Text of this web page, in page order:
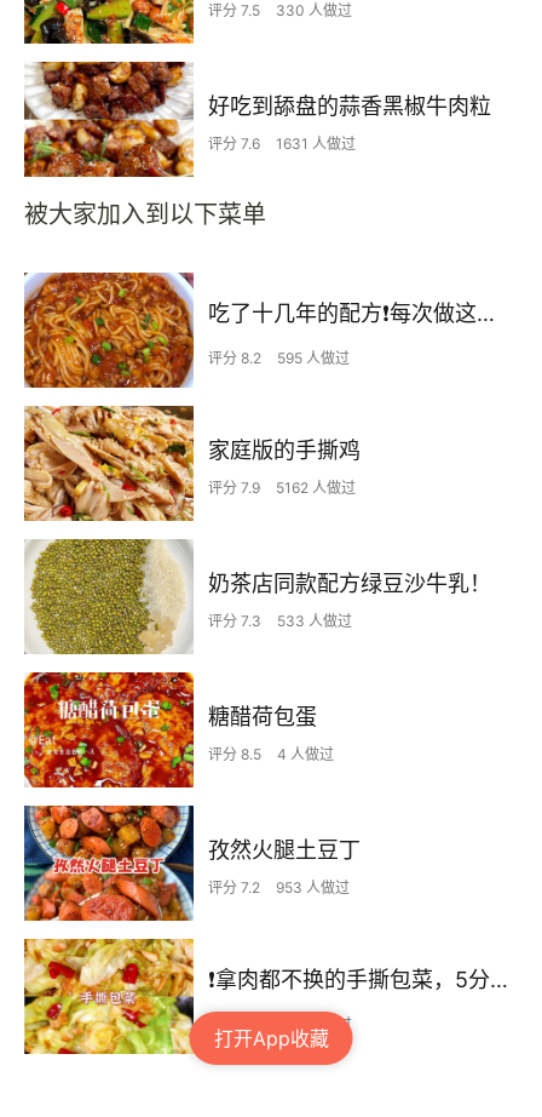
打开App收藏
评分 7.5 330 人做过
好吃到舔盘的蒜香黑椒牛肉粒
评分 7.6 1631 人做过
被大家加入到以下菜单
吃了十几年的配方❗️每次做这至少吃2碗
评分 8.2 595 人做过
家庭版的手撕鸡
评分 7.9 5162 人做过
奶茶店同款配方绿豆沙牛乳！
评分 7.3 533 人做过
糖醋荷包蛋
评分 8.5 4 人做过
孜然火腿土豆丁
评分 7.2 953 人做过
❗拿肉都不换的手撕包菜，5分钟快手家常菜🔥
评分 7.4 533 人做过